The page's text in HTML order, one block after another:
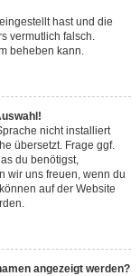
hast und die
vermutlich falsch.
beheben kann.
nicht installiert
übersetzt. Frage ggf.
du benötigst,
wir uns freuen, wenn du
auf der Website
angezeigt werden?